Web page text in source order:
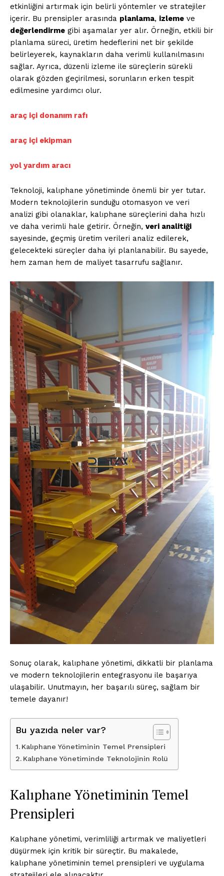
etkinliğini artırmak için belirli yöntemler ve stratejiler
içerir. Bu prensipler arasında planlama, izleme ve
değerlendirme gibi aşamalar yer alır. Örneğin, etkili bir
planlama süreci, üretim hedeflerini net bir şekilde
belirleyerek, kaynakların daha verimli kullanılmasını
sağlar. Ayrıca, düzenli izleme ile süreçlerin sürekli
olarak gözden geçirilmesi, sorunların erken tespit
edilmesine yardımcı olur.
araç içi donanım rafı
araç içi ekipman
yol yardım aracı
Teknoloji, kalıphane yönetiminde önemli bir yer tutar.
Modern teknolojilerin sunduğu otomasyon ve veri
analizi gibi olanaklar, kalıphane süreçlerini daha hızlı
ve daha verimli hale getirir. Örneğin, veri analitiği
sayesinde, geçmiş üretim verileri analiz edilerek,
gelecekteki süreçler daha iyi planlanabilir. Bu sayede,
hem zaman hem de maliyet tasarrufu sağlanır.
Sonuç olarak, kalıphane yönetimi, dikkatli bir planlama
ve modern teknolojilerin entegrasyonu ile başarıya
ulaşabilir. Unutmayın, her başarılı süreç, sağlam bir
temele dayanır!
Bu yazıda neler var?
Kalıphane Yönetiminin Temel Prensipleri
Kalıphane Yönetiminde Teknolojinin Rolü
Kalıphane Yönetiminin Temel
Prensipleri
Kalıphane yönetimi, verimliliği artırmak ve maliyetleri
düşürmek için kritik bir süreçtir. Bu makalede,
kalıphane yönetiminin temel prensipleri ve uygulama